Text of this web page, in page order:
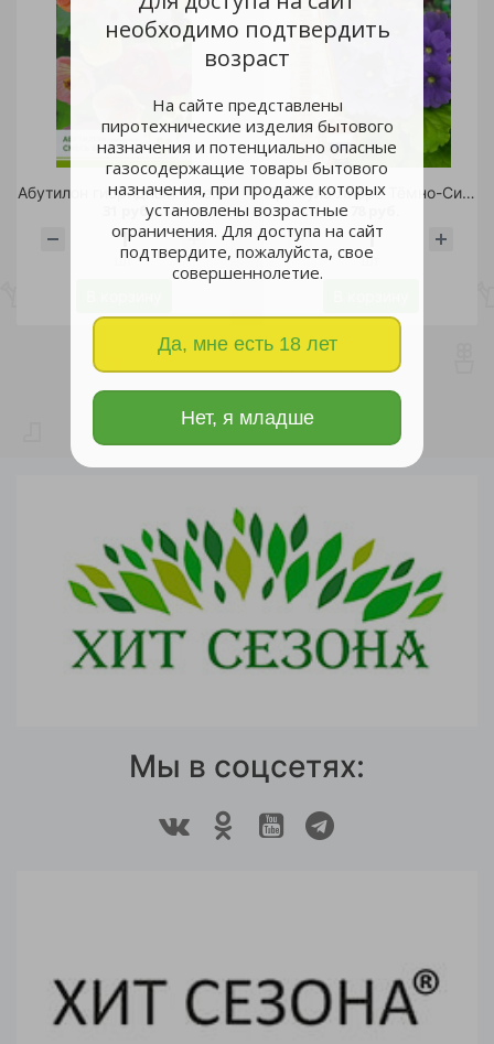
необходимо подтвердить
возраст
На сайте представлены
пиротехнические изделия бытового
назначения и потенциально опасные
газосодержащие товары бытового
назначения, при продаже которых
установлены возрастные
ограничения. Для доступа на сайт
подтвердите, пожалуйста, свое
совершеннолетие.
Да, мне есть 18 лет
Нет, я младше
Абутилон гибридный Смесь Бельвю 0,1гр/10
31 руб.
шт
Примула Либре Тёмно-Синяя обратноконическая 4шт/10
шт
Мы в соцсетях: